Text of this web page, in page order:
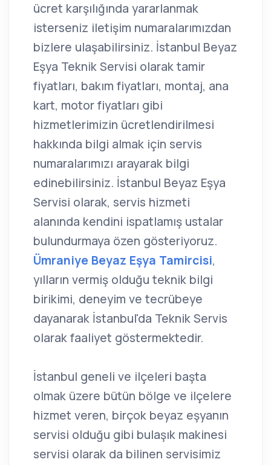
ücret karşılığında yararlanmak
isterseniz iletişim numaralarımızdan
bizlere ulaşabilirsiniz. İstanbul Beyaz
Eşya Teknik Servisi olarak tamir
fiyatları, bakım fiyatları, montaj, ana
kart, motor fiyatları gibi
hizmetlerimizin ücretlendirilmesi
hakkında bilgi almak için servis
numaralarımızı arayarak bilgi
edinebilirsiniz. İstanbul Beyaz Eşya
Servisi olarak, servis hizmeti
alanında kendini ispatlamış ustalar
bulundurmaya özen gösteriyoruz.
Ümraniye Beyaz Eşya Tamircisi,
yılların vermiş olduğu teknik bilgi
birikimi, deneyim ve tecrübeye
dayanarak İstanbul'da Teknik Servis
olarak faaliyet göstermektedir.
İstanbul geneli ve ilçeleri başta
olmak üzere bütün bölge ve ilçelere
hizmet veren, birçok beyaz eşyanın
servisi olduğu gibi bulaşık makinesi
servisi olarak da bilinen servisimiz